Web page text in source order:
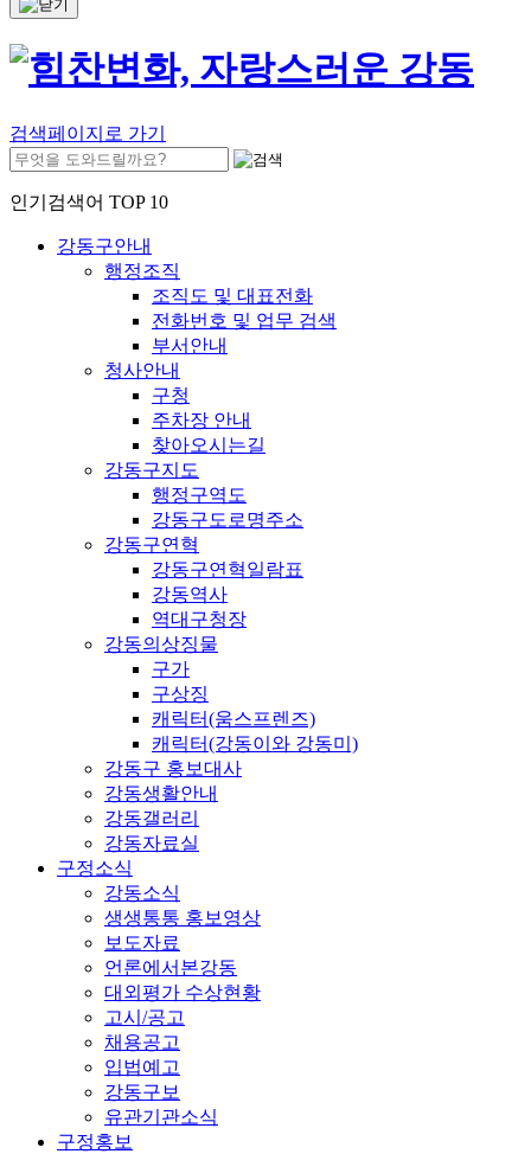
검색페이지로 가기
인기검색어 TOP 10
강동구안내
행정조직
조직도 및 대표전화
전화번호 및 업무 검색
부서안내
청사안내
구청
주차장 안내
찾아오시는길
강동구지도
행정구역도
강동구도로명주소
강동구연혁
강동구연혁일람표
강동역사
역대구청장
강동의상징물
구가
구상징
캐릭터(움스프렌즈)
캐릭터(강동이와 강동미)
강동구 홍보대사
강동생활안내
강동갤러리
강동자료실
구정소식
강동소식
생생통통 홍보영상
보도자료
언론에서본강동
대외평가 수상현황
고시/공고
채용공고
입법예고
강동구보
유관기관소식
구정홍보